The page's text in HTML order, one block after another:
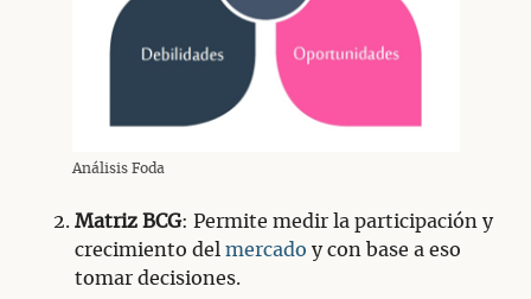
Análisis Foda
Matriz BCG: Permite medir la participación y
crecimiento del mercado y con base a eso
tomar decisiones.